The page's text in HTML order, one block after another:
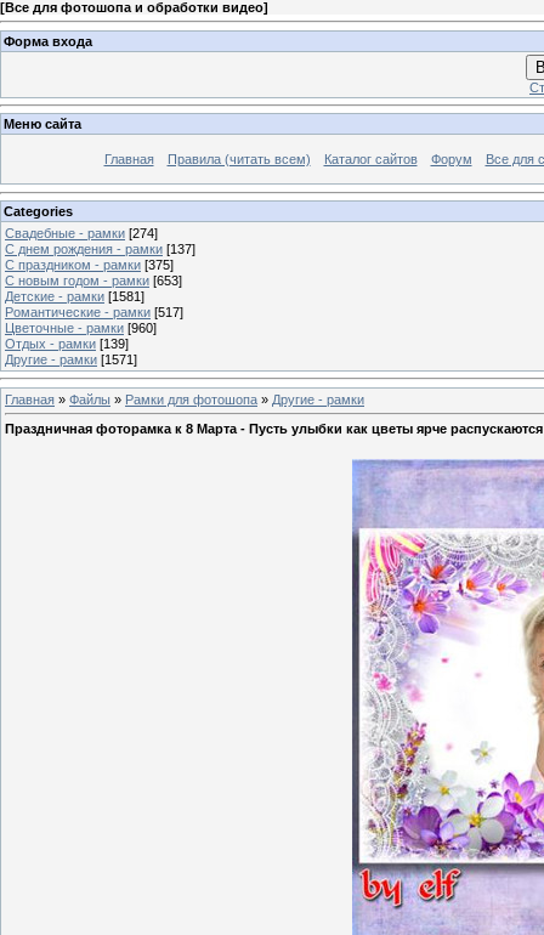
[Все для фотошопа и обработки видео]
Форма входа
Меню сайта
Главная Правила (читать всем) Каталог сайтов Форум Все для
Categories
Свадебные - рамки [274]
С днем рождения - рамки [137]
С праздником - рамки [375]
С новым годом - рамки [653]
Детские - рамки [1581]
Романтические - рамки [517]
Цветочные - рамки [960]
Отдых - рамки [139]
Другие - рамки [1571]
Главная » Файлы » Рамки для фотошопа » Другие - рамки
Праздничная фоторамка к 8 Марта - Пусть улыбки как цветы ярче распускаются